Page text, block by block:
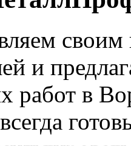
и
работ в